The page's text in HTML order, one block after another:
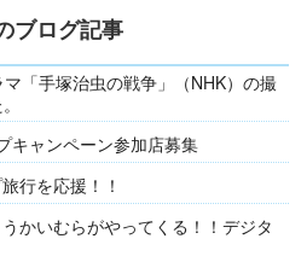
ブログ記事
マ「手塚治虫の戦争」（NHK）の撮
キャンペーン参加店募集
行を応援！！
かいむらがやってくる！！デジタ